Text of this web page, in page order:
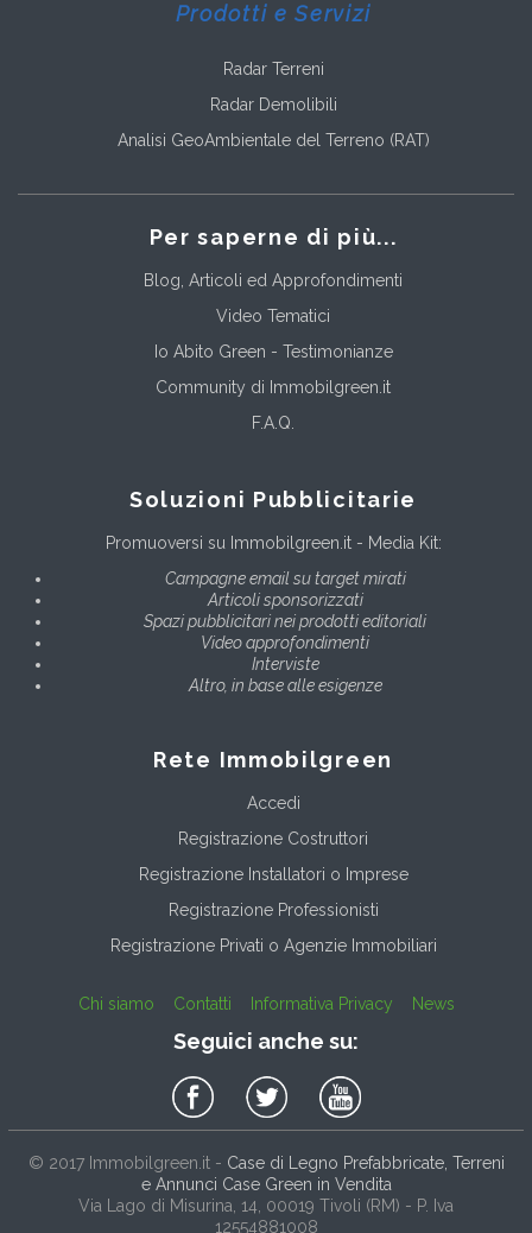
Prodotti e Servizi
Radar Terreni
Radar Demolibili
Analisi GeoAmbientale del Terreno (RAT)
Per saperne di più...
Blog, Articoli ed Approfondimenti
Video Tematici
Io Abito Green - Testimonianze
Community di Immobilgreen.it
F.A.Q.
Soluzioni Pubblicitarie
Promuoversi su Immobilgreen.it - Media Kit:
Campagne email su target mirati
Articoli sponsorizzati
Spazi pubblicitari nei prodotti editoriali
Video approfondimenti
Interviste
Altro, in base alle esigenze
Rete Immobilgreen
Accedi
Registrazione Costruttori
Registrazione Installatori o Imprese
Registrazione Professionisti
Registrazione Privati o Agenzie Immobiliari
Chi siamo Contatti Informativa Privacy News
Seguici anche su:
© 2017 Immobilgreen.it- Case di Legno Prefabbricate, Terreni
e Annunci Case Green in Vendita
Via Lago di Misurina, 14 , 00019 Tivoli (RM) - P. Iva
12554881008